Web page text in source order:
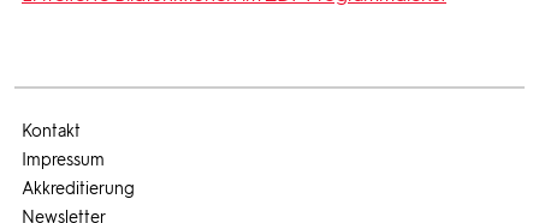
Kontakt
Impressum
Akkreditierung
Newsletter